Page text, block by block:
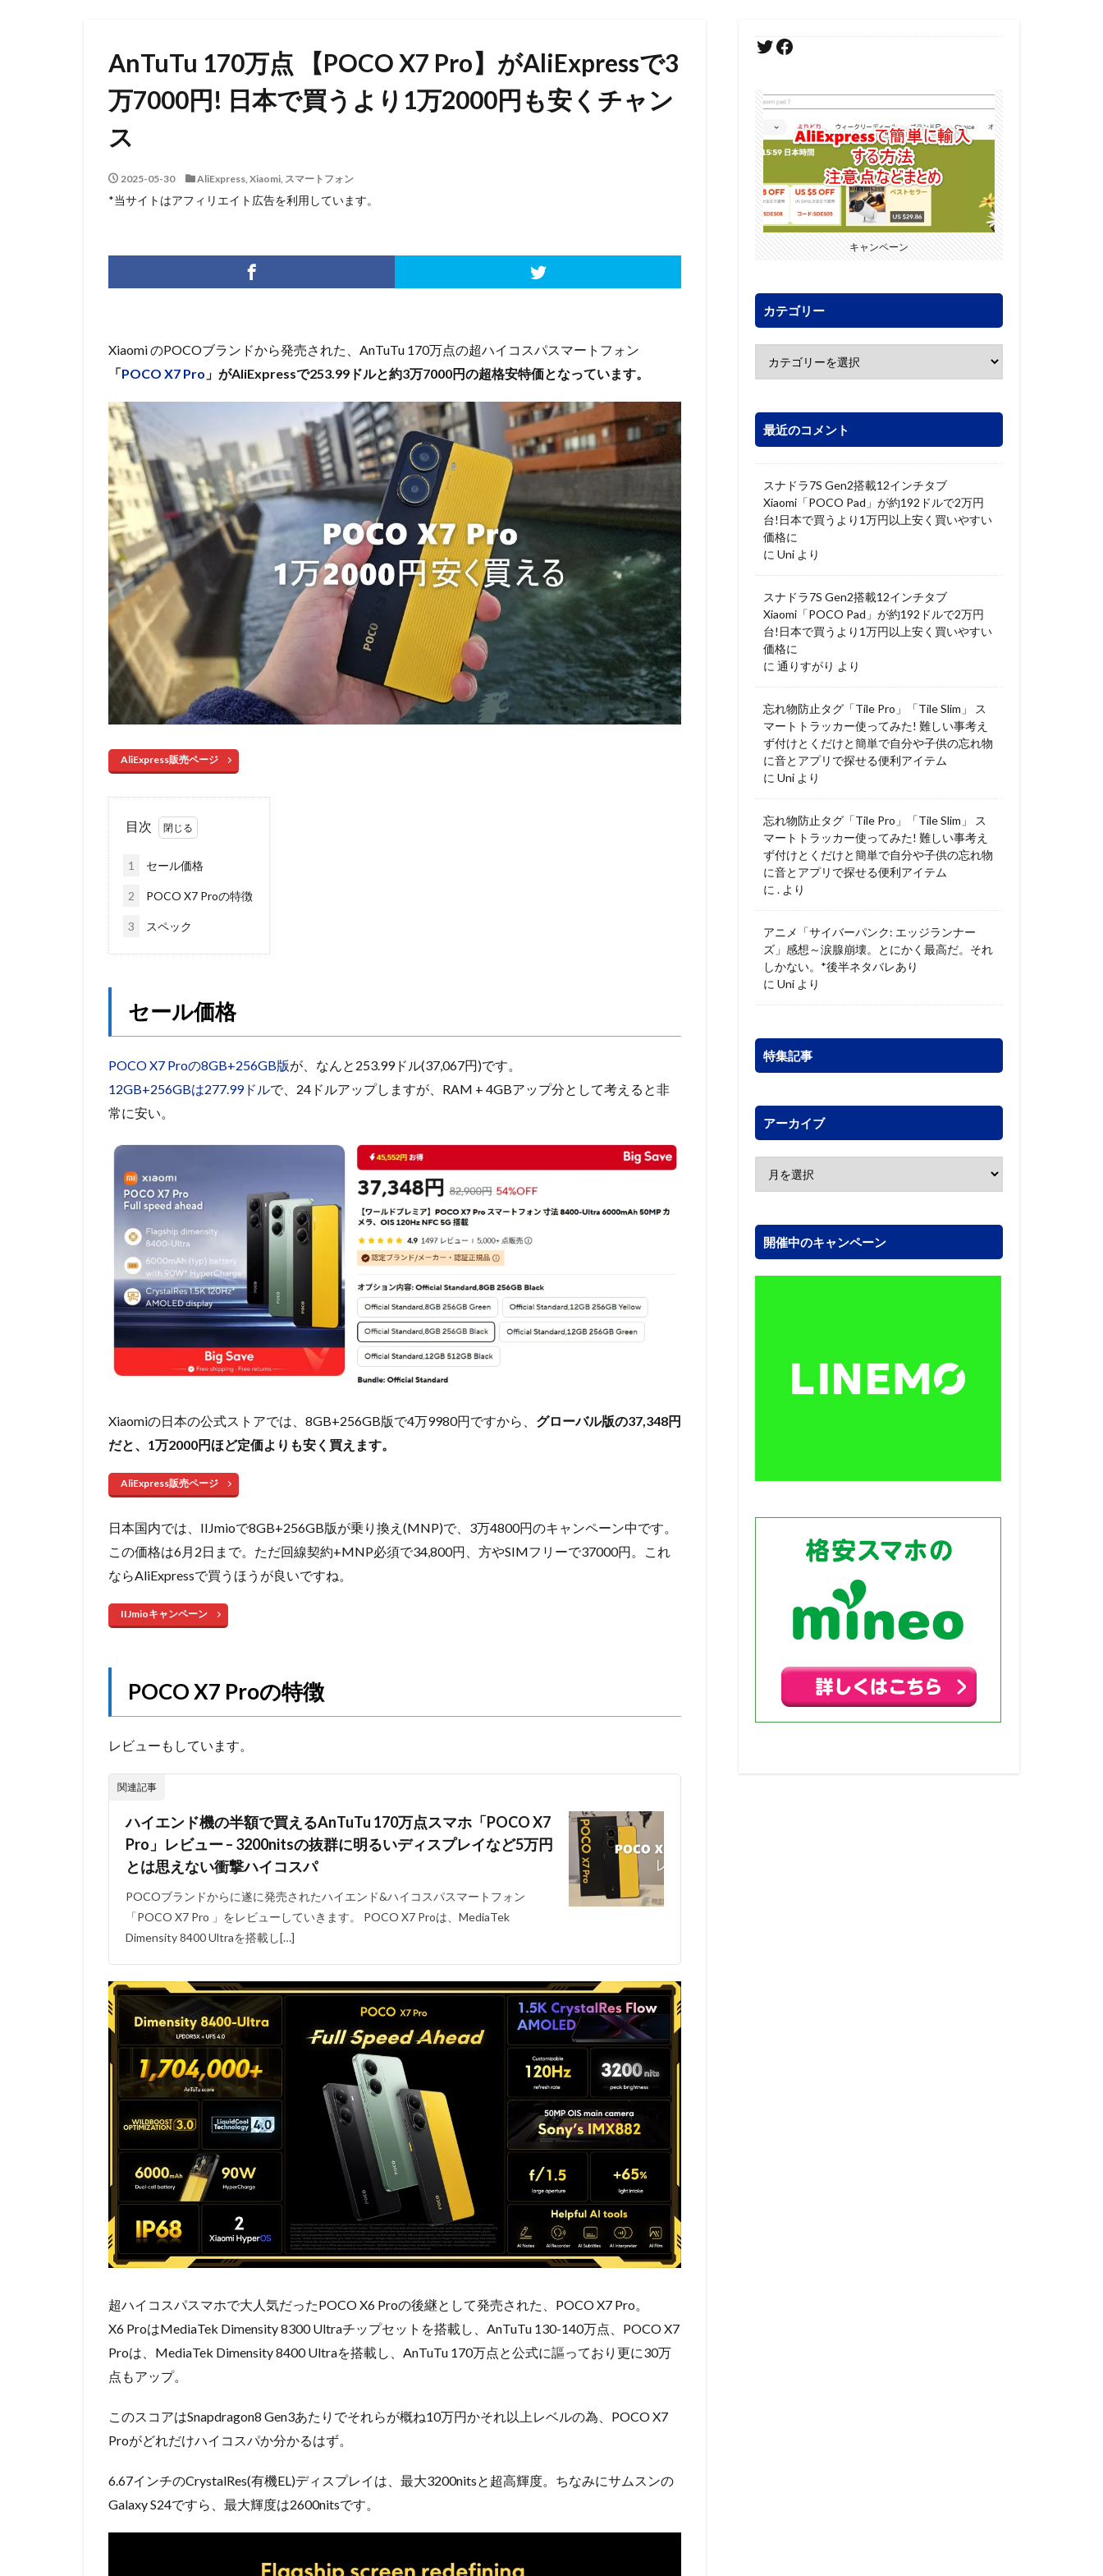
AnTuTu 170万点 【POCO X7 Pro】がAliExpressで3
万7000円! 日本で買うより1万2000円も安くチャン
ス
2025-05-30 AliExpress, Xiaomi, スマートフォン
*当サイトはアフィリエイト広告を利用しています。
Xiaomi のPOCOブランドから発売された、AnTuTu 170万点の超ハイコスパスマートフォン
「POCO X7 Pro 」がAliExpressで253.99ドルと約3万7000円の超格安特価となっています。
AliExpress販売ページ
目次
1 セール価格
2 POCO X7 Proの特徴
3 スペック
セール価格
POCO X7 Proの8GB+256GB版が、なんと253.99ドル(37,067円)です。
12GB+256GBは277.99ドルで、24ドルアップしますが、RAM + 4GBアップ分として考えると非
常に安い。
Xiaomiの日本の公式ストアでは、8GB+256GB版で4万9980円ですから、 グローバル版の37,348円
だと、1万2000円ほど定価よりも安く買えます。
AliExpress販売ページ
日本国内では、IIJmioで8GB+256GB版が乗り換え(MNP)で、3万4800円のキャンペーン中です。
この価格は6月2日まで。ただ回線契約+MNP必須で34,800円、方やSIMフリーで37000円。これ
ならAliExpressで買うほうが良いですね。
IIJmioキャンペーン
POCO X7 Proの特徴
レビューもしています。
関連記事
ハイエンド機の半額で買えるAnTuTu 170万点スマホ「POCO X7
Pro」レビュー – 3200nitsの抜群に明るいディスプレイなど5万円
とは思えない衝撃ハイコスパ
POCOブランドからに遂に発売されたハイエンド&ハイコスパスマートフォン
「POCO X7 Pro 」をレビューしていきます。 POCO X7 Proは、MediaTek
Dimensity 8400 Ultraを搭載し[…]
超ハイコスパスマホで大人気だったPOCO X6 Proの後継として発売された、POCO X7 Pro。
X6 ProはMediaTek Dimensity 8300 Ultraチップセットを搭載し、AnTuTu 130-140万点、POCO X7
Proは、MediaTek Dimensity 8400 Ultraを搭載し、AnTuTu 170万点と公式に謳っており更に30万
点もアップ。
このスコアはSnapdragon8 Gen3あたりでそれらが概ね10万円かそれ以上レベルの為、POCO X7
Proがどれだけハイコスパか分かるはず。
6.67インチのCrystalRes(有機EL)ディスプレイは、最大3200nitsと超高輝度。ちなみにサムスンの
Galaxy S24ですら、最大輝度は2600nitsです。
キャンペーン
カテゴリー
最近のコメント
スナドラ7S Gen2搭載12インチタブ
Xiaomi「POCO Pad」が約192ドルで2万円
台!日本で買うより1万円以上安く買いやすい
価格に
に Uni より
スナドラ7S Gen2搭載12インチタブ
Xiaomi「POCO Pad」が約192ドルで2万円
台!日本で買うより1万円以上安く買いやすい
価格に
に 通りすがり より
忘れ物防止タグ「Tile Pro」「Tile Slim」 ス
マートトラッカー使ってみた! 難しい事考え
ず付けとくだけと簡単で自分や子供の忘れ物
に音とアプリで探せる便利アイテム
に Uni より
忘れ物防止タグ「Tile Pro」「Tile Slim」 ス
マートトラッカー使ってみた! 難しい事考え
ず付けとくだけと簡単で自分や子供の忘れ物
に音とアプリで探せる便利アイテム
に . より
アニメ「サイバーパンク: エッジランナー
ズ」感想～涙腺崩壊。とにかく最高だ。それ
しかない。*後半ネタバレあり
に Uni より
特集記事
アーカイブ
開催中のキャンペーン